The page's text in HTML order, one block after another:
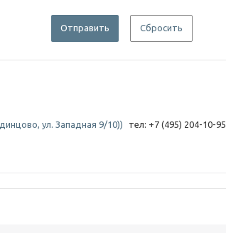
Отправить Сбросить
ул. Западная 9/10)) тел: +7 (495) 204-10-95